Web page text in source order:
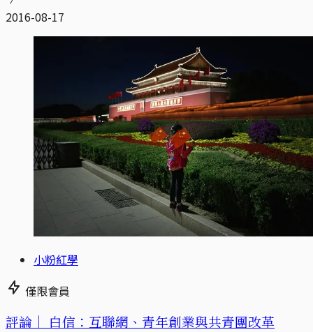
2016-08-17
小粉紅學
僅限會員
評論｜ 白信：互聯網、青年創業與共青團改革